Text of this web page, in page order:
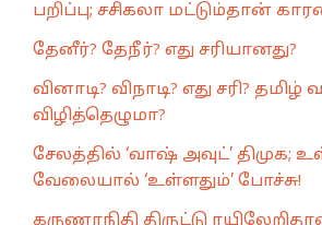
பறிப்பு; சசிகலா மட்டும்தான்
தேனீர்? தேநீர்? எது சரியானது?
வினாடி? விநாடி? எது சரி?
விழித்தெழுமா?
சேலத்தில் ‘வாஷ் அவுட்’ திமுக;
வேலையால் ‘உள்ளதும்’ போச்சு!